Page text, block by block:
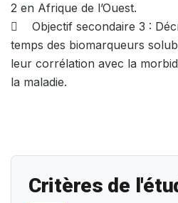
2 en Afrique de l’Ouest.
 Objectif secondaire 3 :
temps des biomarqueurs
leur corrélation avec la
la maladie.
Critères de